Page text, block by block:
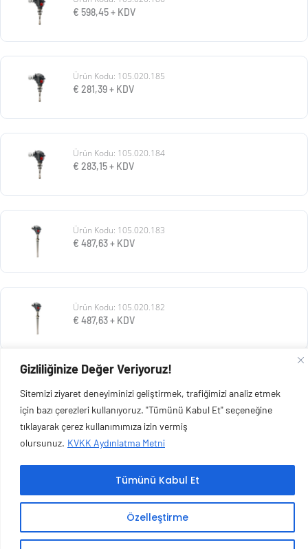
Gizliliğinize Değer Veriyoruz!
Sitemizi ziyaret deneyiminizi geliştirmek, trafiğimizi analiz etmek
için bazı çerezleri kullanıyoruz. "Tümünü Kabul Et" seçeneğine
tıklayarak çerez kullanımımıza izin vermiş
olursunuz. KVKK Aydınlatma Metni
Özelleştirme
Tümünü Kabul Et
€ 598,45+ KDV
Ürün Kodu: 105.020.185
€ 281,39+ KDV
Ürün Kodu: 105.020.184
€ 283,15+ KDV
Ürün Kodu: 105.020.183
€ 487,63+ KDV
Ürün Kodu: 105.020.182
€ 487,63+ KDV
€487,63+ KDV
Copyright © 2026 Esen Isıtma Soğutma İnşaat Ltd Şti | Tüm Hakları Saklıdır.